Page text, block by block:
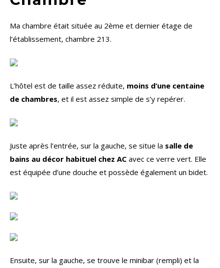
Ma chambre était située au 2ème et dernier étage de
l’établissement, chambre 213.
L’hôtel est de taille assez réduite, moins d’une centaine
de chambres, et il est assez simple de s’y repérer.
Juste après l’entrée, sur la gauche, se situe la salle de
bains au décor habituel chez AC avec ce verre vert. Elle
est équipée d’une douche et possède également un bidet.
Ensuite, sur la gauche, se trouve le minibar (rempli) et la